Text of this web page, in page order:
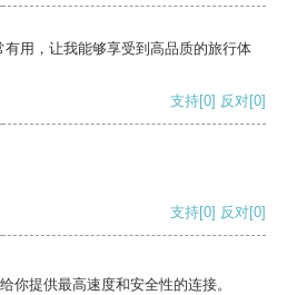
用，让我能够享受到高品质的旅行体
支持[0] 反对[0]
支持[0] 反对[0]
你提供最高速度和安全性的连接。